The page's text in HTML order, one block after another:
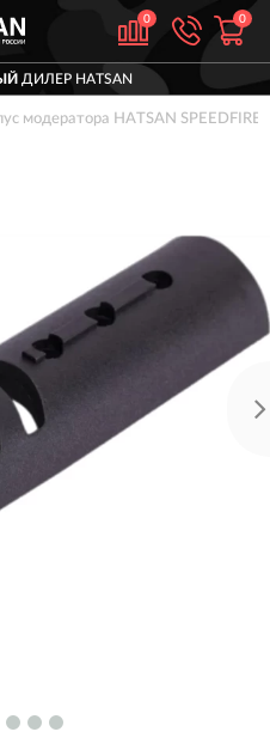
0 0
ДИЛЕР HATSAN
модератора HATSAN SPEEDFIRE